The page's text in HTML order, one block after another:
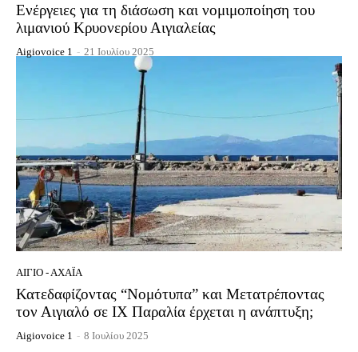
Ενέργειες για τη διάσωση και νομιμοποίηση του
λιμανιού Κρυονερίου Αιγιαλείας
Aigiovoice 1 - 21 Ιουλίου 2025
ΑΊΓΙΟ - ΑΧΑΪ́Α
Κατεδαφίζοντας “Νομότυπα” και Μετατρέποντας
τον Αιγιαλό σε ΙΧ Παραλία έρχεται η ανάπτυξη;
Aigiovoice 1 - 8 Ιουλίου 2025